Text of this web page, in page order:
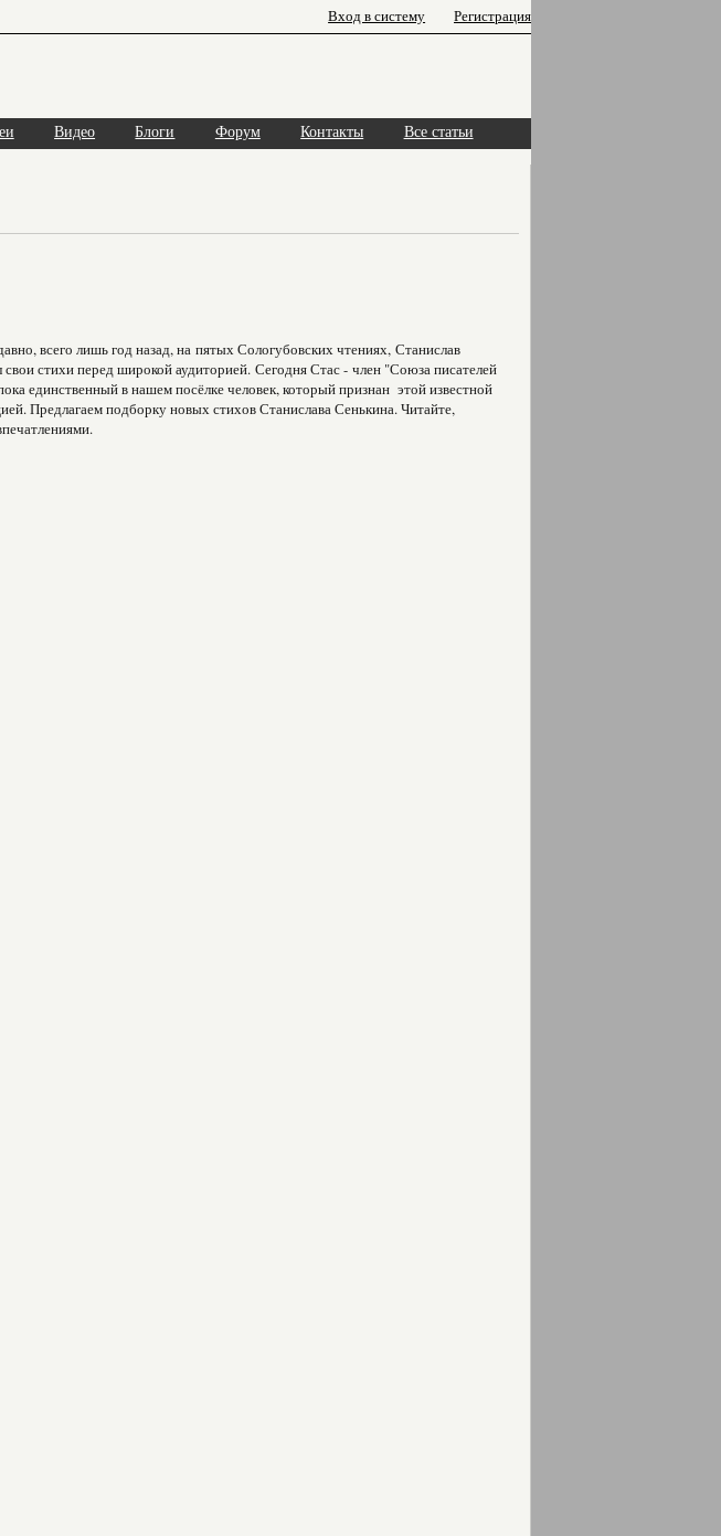
Вход в систему Регистрация
Видео Блоги Форум Контакты Все статьи
всего лишь год назад, на пятых Сологубовских чтениях, Станислав
стихи перед широкой аудиторией. Сегодня Стас - член "Союза писателей
единственный в нашем посёлке человек, который признан этой известной
Предлагаем подборку новых стихов Станислава Сенькина. Читайте,